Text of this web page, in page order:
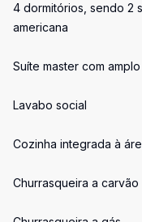
4 dormitórios, sendo 2
americana
Suíte master com
Lavabo social
Cozinha integrada à
Churrasqueira a carvão